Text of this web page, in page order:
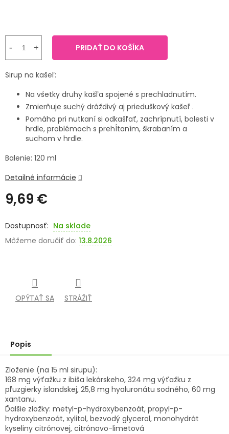
ZDRAVOTNÍCKE
POMÔCKY
PRÍRODNÉ
VETERINA
SENIORI
ZNAČKY
9,69 €
cena:
Na sklade
Môžeme doručiť do: 13.8.2026
PRIDAŤ DO KOŠÍKA
Sirup na kašeľ:
Na všetky druhy kašľa spojené s prechladnutím.
Zmierňuje suchý dráždivý aj prieduškový kašeľ .
Pomáha pri nutkaní si odkašľať, zachrípnutí, bolesti v
hrdle, problémoch s prehĺtaním, škrabaním a
suchom v hrdle.
Balenie: 120 ml
Detailné informácie
OPÝTAŤ SA STRÁŽIŤ
Popis
Zloženie (na 15 ml sirupu):
168 mg výťažku z ibiša lekárskeho, 324 mg výťažku z
pľuzgierky islandskej, 25,8 mg hyaluronátu sodného, 60 mg
xantanu.
Ďalšie zložky: metyl-p-hydroxybenzoát, propyl-p-
hydroxybenzoát, xylitol, bezvodý glycerol, monohydrát
kyseliny citrónovej, citrónovo-limetová